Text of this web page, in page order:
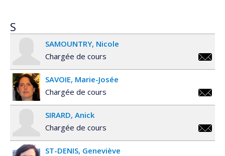
S
SAMOUNTRY Nicole
Chargée de cours
SAVOIE Marie-Josée
Chargée de cours
SIRARD Anick
Chargée de cours
ST-DENIS Geneviève